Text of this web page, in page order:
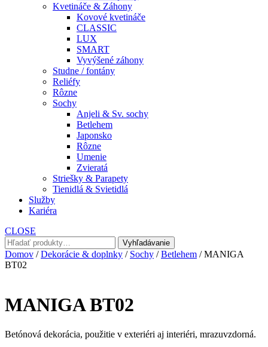
Kvetináče & Záhony
Kovové kvetináče
CLASSIC
LUX
SMART
Vyvýšené záhony
Studne / fontány
Reliéfy
Rôzne
Sochy
Anjeli & Sv. sochy
Betlehem
Japonsko
Rôzne
Umenie
Zvieratá
Striešky & Parapety
Tienidlá & Svietidlá
Služby
Kariéra
CLOSE
Hľadať:
Vyhľadávanie
Domov /Dekorácie & doplnky / Sochy /Betlehem / MANIGA
BT02
MANIGA BT02
Betónová dekorácia, použitie v exteriéri aj interiéri, mrazuvzdorná.